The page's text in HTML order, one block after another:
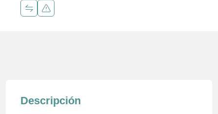
Descripción